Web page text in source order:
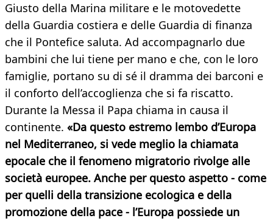
Giusto della Marina militare e le motovedette
della Guardia costiera e delle Guardia di finanza
che il Pontefice saluta. Ad accompagnarlo due
bambini che lui tiene per mano e che, con le loro
famiglie, portano su di sé il dramma dei barconi e
il conforto dell’accoglienza che si fa riscatto.
Durante la Messa il Papa chiama in causa il
continente. «Da questo estremo lembo d’Europa
nel Mediterraneo, si vede meglio la chiamata
epocale che il fenomeno migratorio rivolge alle
società europee. Anche per questo aspetto - come
per quelli della transizione ecologica e della
promozione della pace - l’Europa possiede un